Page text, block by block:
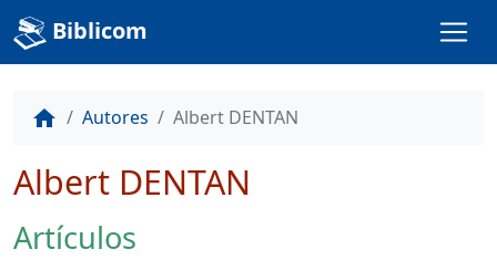
Biblicom
home Autores Albert DENTAN
Albert DENTAN
Artículos